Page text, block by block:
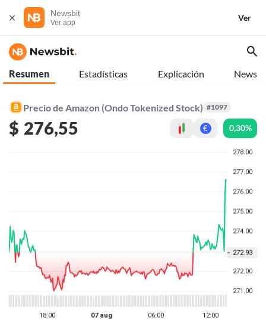
Newsbit
Ver app
Ver
Resumen Estadísticas Explicación News
Precio de Amazon (Ondo Tokenized Stock) #1097
$ 276,55 € 0,30%